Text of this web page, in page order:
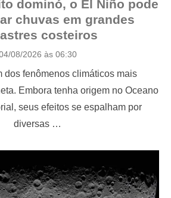
dominó, o El Niño pode
chuvas em grandes
costeiros
08/2026 às 06:30
dos fenômenos climáticos mais
Embora tenha origem no Oceano
seus efeitos se espalham por
diversas …